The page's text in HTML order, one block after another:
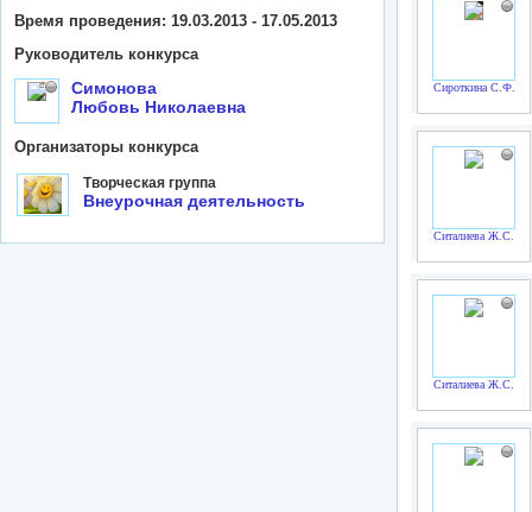
Время проведения: 19.03.2013 - 17.05.2013
Руководитель конкурса
Симонова
Любовь Николаевна
Организаторы конкурса
Творческая группа
Внеурочная деятельность
Сироткина С.Ф.
Ситалиева Ж.С.
Ситалиева Ж.С.